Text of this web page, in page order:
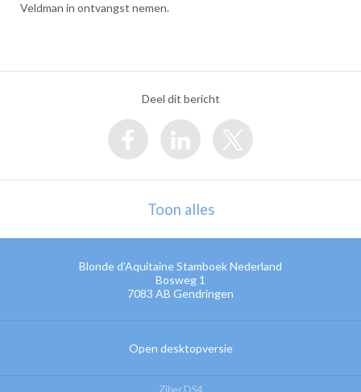
Veldman in ontvangst nemen.
Deel dit bericht
Toon alles
Blonde d’Aquitaine Stamboek Nederland
Bosweg 1
7083 AB Gendringen
Open desktopversie